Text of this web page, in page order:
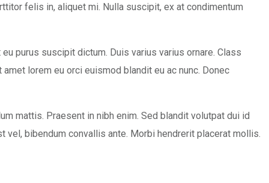
felis in, aliquet mi. Nulla suscipit, ex at condimentum
purus suscipit dictum. Duis varius varius ornare. Class
lorem eu orci euismod blandit eu ac nunc. Donec
mattis. Praesent in nibh enim. Sed blandit volutpat dui id
bibendum convallis ante. Morbi hendrerit placerat mollis.